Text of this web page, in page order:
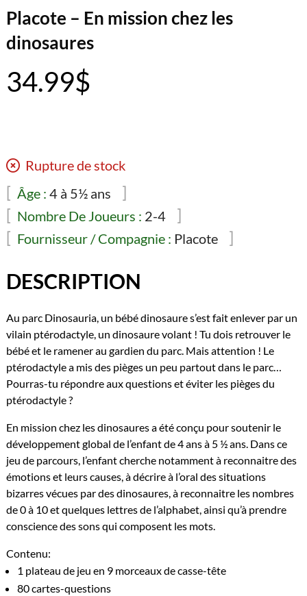
Placote – En mission chez les
dinosaures
34.99$
Rupture de stock
Âge : 4 à 5½ ans
Nombre De Joueurs : 2-4
Fournisseur / Compagnie : Placote
DESCRIPTION
Au parc Dinosauria, un bébé dinosaure s’est fait enlever par un
vilain ptérodactyle, un dinosaure volant ! Tu dois retrouver le
bébé et le ramener au gardien du parc. Mais attention ! Le
ptérodactyle a mis des pièges un peu partout dans le parc…
Pourras-tu répondre aux questions et éviter les pièges du
ptérodactyle ?
En mission chez les dinosaures a été conçu pour soutenir le
développement global de l’enfant de 4 ans à 5 ½ ans. Dans ce
jeu de parcours, l’enfant cherche notamment à reconnaitre des
émotions et leurs causes, à décrire à l’oral des situations
bizarres vécues par des dinosaures, à reconnaitre les nombres
de 0 à 10 et quelques lettres de l’alphabet, ainsi qu’à prendre
conscience des sons qui composent les mots.
Contenu:
1 plateau de jeu en 9 morceaux de casse-tête
80 cartes-questions